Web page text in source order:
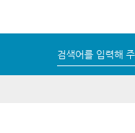
검색어를 입력해